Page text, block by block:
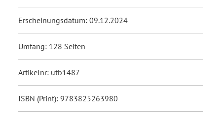
Erscheinungsdatum: 09.12.2024
Umfang: 128 Seiten
Artikelnr: utb1487
ISBN (Print): 9783825263980